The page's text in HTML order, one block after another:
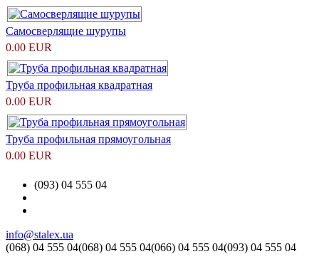
Самосверлящие шурупы
0.00 EUR
Труба профильная квадратная
0.00 EUR
Труба профильная прямоугольная
0.00 EUR
(093) 04 555 04
info@stalex.ua
(068) 04 555 04(068) 04 555 04(066) 04 555 04(093) 04 555 04